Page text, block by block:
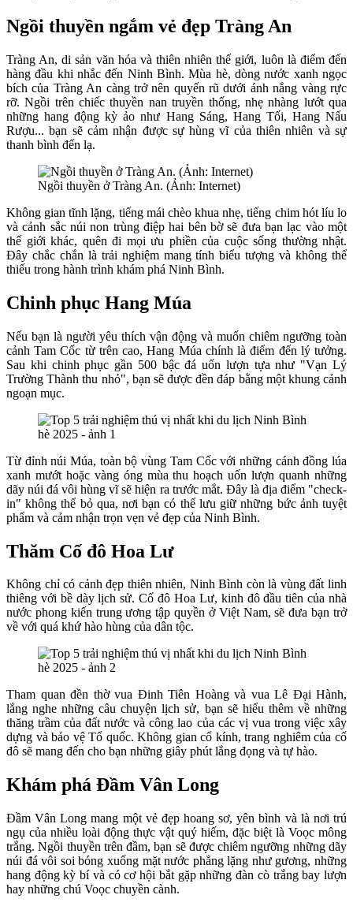
Ngồi thuyền ngắm vẻ đẹp Tràng An
Tràng An, di sản văn hóa và thiên nhiên thế giới, luôn là điểm đến
hàng đầu khi nhắc đến Ninh Bình. Mùa hè, dòng nước xanh ngọc
bích của Tràng An càng trở nên quyến rũ dưới ánh nắng vàng rực
rỡ. Ngồi trên chiếc thuyền nan truyền thống, nhẹ nhàng lướt qua
những hang động kỳ ảo như Hang Sáng, Hang Tối, Hang Nấu
Rượu... bạn sẽ cảm nhận được sự hùng vĩ của thiên nhiên và sự
thanh bình đến lạ.
Ngồi thuyền ở Tràng An. (Ảnh: Internet)
Không gian tĩnh lặng, tiếng mái chèo khua nhẹ, tiếng chim hót líu lo
và cảnh sắc núi non trùng điệp hai bên bờ sẽ đưa bạn lạc vào một
thế giới khác, quên đi mọi ưu phiền của cuộc sống thường nhật.
Đây chắc chắn là trải nghiệm mang tính biểu tượng và không thể
thiếu trong hành trình khám phá Ninh Bình.
Chinh phục Hang Múa
Nếu bạn là người yêu thích vận động và muốn chiêm ngưỡng toàn
cảnh Tam Cốc từ trên cao, Hang Múa chính là điểm đến lý tưởng.
Sau khi chinh phục gần 500 bậc đá uốn lượn tựa như "Vạn Lý
Trường Thành thu nhỏ", bạn sẽ được đền đáp bằng một khung cảnh
ngoạn mục.
Từ đỉnh núi Múa, toàn bộ vùng Tam Cốc với những cánh đồng lúa
xanh mướt hoặc vàng óng mùa thu hoạch uốn lượn quanh những
dãy núi đá vôi hùng vĩ sẽ hiện ra trước mắt. Đây là địa điểm "check-
in" không thể bỏ qua, nơi bạn có thể lưu giữ những bức ảnh tuyệt
phẩm và cảm nhận trọn vẹn vẻ đẹp của Ninh Bình.
Thăm Cố đô Hoa Lư
Không chỉ có cảnh đẹp thiên nhiên, Ninh Bình còn là vùng đất linh
thiêng với bề dày lịch sử. Cố đô Hoa Lư, kinh đô đầu tiên của nhà
nước phong kiến trung ương tập quyền ở Việt Nam, sẽ đưa bạn trở
về với quá khứ hào hùng của dân tộc.
Tham quan đền thờ vua Đinh Tiên Hoàng và vua Lê Đại Hành,
lắng nghe những câu chuyện lịch sử, bạn sẽ hiểu thêm về những
thăng trầm của đất nước và công lao của các vị vua trong việc xây
dựng và bảo vệ Tổ quốc. Không gian cổ kính, trang nghiêm của cố
đô sẽ mang đến cho bạn những giây phút lắng đọng và tự hào.
Khám phá Đầm Vân Long
Đầm Vân Long mang một vẻ đẹp hoang sơ, yên bình và là nơi trú
ngụ của nhiều loài động thực vật quý hiếm, đặc biệt là Voọc mông
trắng. Ngồi thuyền trên đầm, bạn sẽ được chiêm ngưỡng những dãy
núi đá vôi soi bóng xuống mặt nước phẳng lặng như gương, những
hang động kỳ bí và có cơ hội bắt gặp những đàn cò trắng bay lượn
hay những chú Voọc chuyền cành.